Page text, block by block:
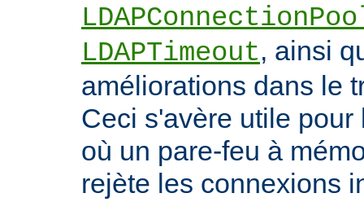
LDAPTimeout, ainsi
améliorations dans le
Ceci s'avère utile
où un pare-feu à
rejète les connexions